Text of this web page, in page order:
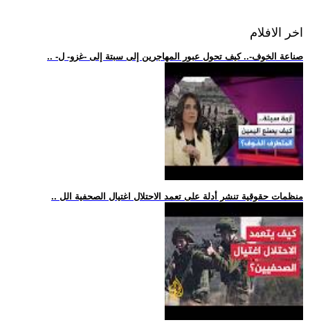
اخر الافلام
.. -صناعة الخوف-.. كيف تحول عبور المهاجرين إلى سبتة إلى -غزو- ل
.. منظمات حقوقية تنشر أدلة على تعمد الاحتلال اغتيال الصحفية الل